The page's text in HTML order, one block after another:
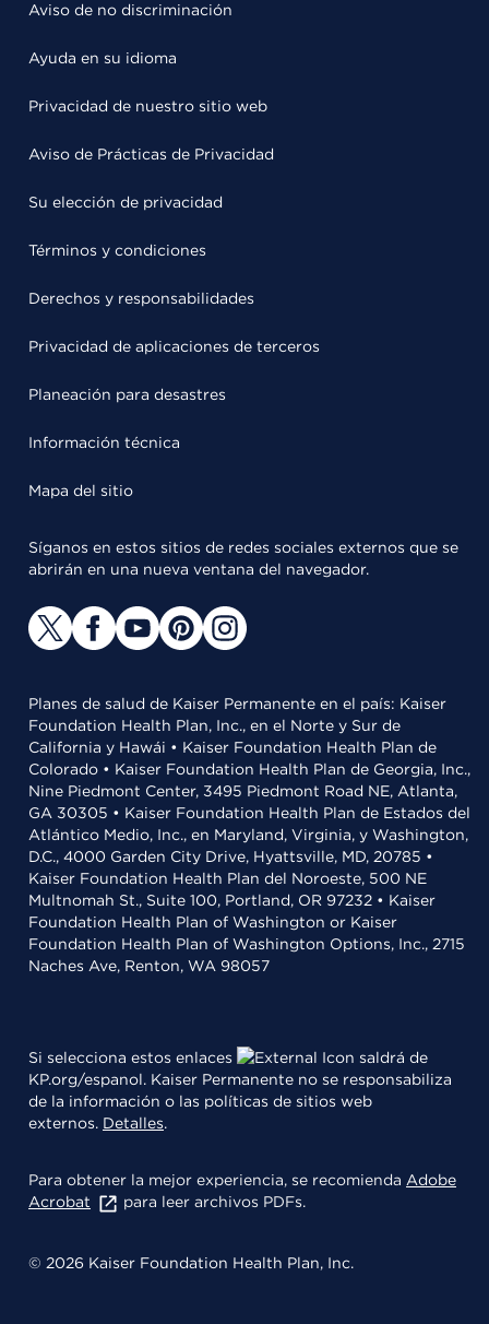
Aviso de no discriminación
Ayuda en su idioma
Privacidad de nuestro sitio web
Aviso de Prácticas de Privacidad
Su elección de privacidad
Términos y condiciones
Derechos y responsabilidades
Privacidad de aplicaciones de terceros
Planeación para desastres
Información técnica
Mapa del sitio
Síganos en estos sitios de redes sociales externos que se
abrirán en una nueva ventana del navegador.
Planes de salud de Kaiser Permanente en el país: Kaiser
Foundation Health Plan, Inc., en el Norte y Sur de
California y Hawái • Kaiser Foundation Health Plan de
Colorado • Kaiser Foundation Health Plan de Georgia, Inc.,
Nine Piedmont Center, 3495 Piedmont Road NE, Atlanta,
GA 30305 • Kaiser Foundation Health Plan de Estados del
Atlántico Medio, Inc., en Maryland, Virginia, y Washington,
D.C., 4000 Garden City Drive, Hyattsville, MD, 20785 •
Kaiser Foundation Health Plan del Noroeste, 500 NE
Multnomah St., Suite 100, Portland, OR 97232 • Kaiser
Foundation Health Plan of Washington or Kaiser
Foundation Health Plan of Washington Options, Inc., 2715
Naches Ave, Renton, WA 98057
Si selecciona estos enlaces
saldrá de
KP.org/espanol. Kaiser Permanente no se responsabiliza
de la información o las políticas de sitios web
externos. Detalles.
Para obtener la mejor experiencia, se recomienda Adobe
Acrobat
para leer archivos PDFs.
© 2026 Kaiser Foundation Health Plan, Inc.